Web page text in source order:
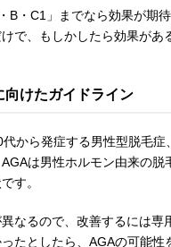
B・C1」までなら効果が期
で、もしかしたら効果が
けたガイドライン
から発症する男性型脱毛
は男性ホルモン由来の
す。
なるので、改善するには
たとしたら、AGAの可能性